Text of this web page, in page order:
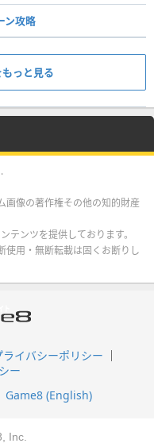
ン攻略
っと見る
画像の著作権その他の知的財産
テンツを提供しております。
使用・無断転載は固くお断りし
ライバシーポリシー
ー
Game8 (English)
Inc.